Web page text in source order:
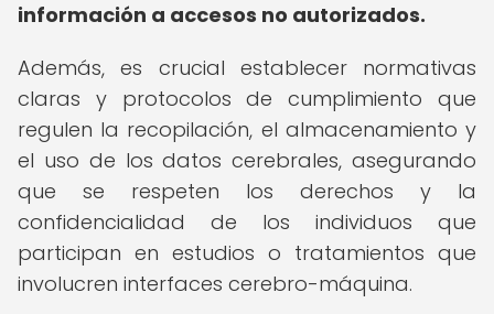
información a accesos no autorizados.
Además, es crucial establecer normativas
claras y protocolos de cumplimiento que
regulen la recopilación, el almacenamiento y
el uso de los datos cerebrales, asegurando
que se respeten los derechos y la
confidencialidad de los individuos que
participan en estudios o tratamientos que
involucren interfaces cerebro-máquina.